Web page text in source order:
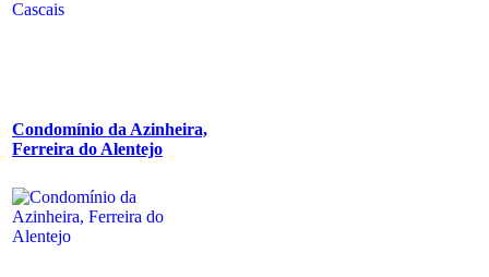
Condomínio da Azinheira,
Ferreira do Alentejo